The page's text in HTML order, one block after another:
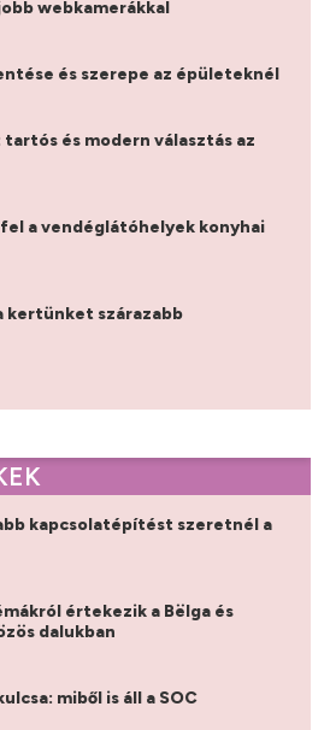
webkamerákkal
és szerepe az épületeknél
és modern választás az
a vendéglátóhelyek konyhai
kertünket szárazabb
kapcsolatépítést szeretnél a
értekezik a Bëlga és
dalukban
miből is áll a SOC